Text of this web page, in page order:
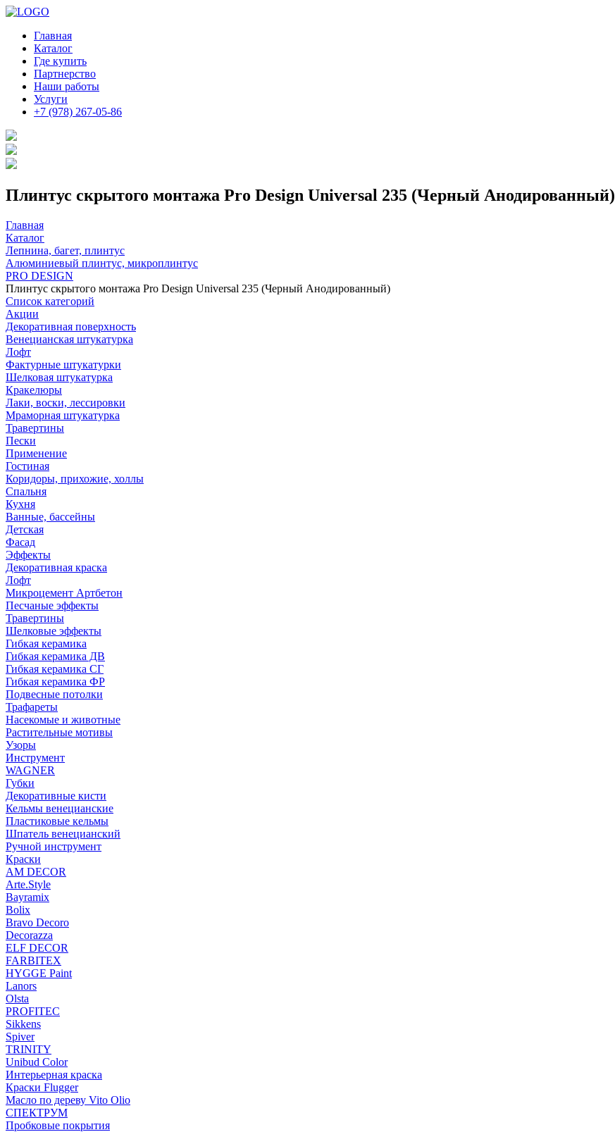
Главная
Каталог
Где купить
Партнерство
Наши работы
Услуги
+7 (978) 267-05-86
Плинтус скрытого монтажа Pro Design Universal 235 (Черный Анодированный)
Главная
Каталог
Лепнина, багет, плинтус
Алюминиевый плинтус, микроплинтус
PRO DESIGN
Плинтус скрытого монтажа Pro Design Universal 235 (Черный Анодированный)
Список категорий
Акции
Декоративная поверхность
Венецианская штукатурка
Лофт
Фактурные штукатурки
Шелковая штукатурка
Кракелюры
Лаки, воски, лессировки
Мраморная штукатурка
Травертины
Пески
Применение
Гостиная
Коридоры, прихожие, холлы
Спальня
Кухня
Ванные, бассейны
Детская
Фасад
Эффекты
Декоративная краска
Лофт
Микроцемент Артбетон
Песчаные эффекты
Травертины
Шелковые эффекты
Гибкая керамика
Гибкая керамика ДВ
Гибкая керамика СГ
Гибкая керамика ФР
Подвесные потолки
Трафареты
Насекомые и животные
Растительные мотивы
Узоры
Инструмент
WAGNER
Губки
Декоративные кисти
Кельмы венецианские
Пластиковые кельмы
Шпатель венецианский
Ручной инструмент
Краски
AM DECOR
Arte.Style
Bayramix
Bolix
Bravo Decoro
Decorazza
ELF DECOR
FARBITEX
HYGGE Paint
Lanors
Olsta
PROFITEC
Sikkens
Spiver
TRINITY
Unibud Color
Интерьерная краска
Краски Flugger
Масло по дереву Vito Olio
СПЕКТРУМ
Пробковые покрытия